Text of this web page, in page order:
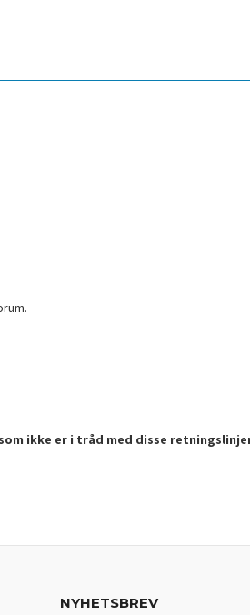
ikke er i tråd med disse
NYHETSBREV